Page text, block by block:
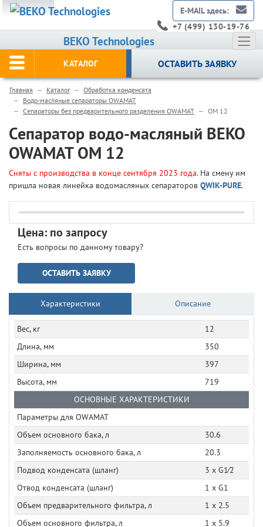
BEKO Technologies
E-MAIL здесь:
+7 (499) 130-19-76
КАТАЛОГ ОСТАВИТЬ ЗАЯВКУ
Главная Каталог
Обработка конденсата
Водо-масляные сепараторы OWAMAT
Сепараторы без предварительного разделения OWAMAT
OM 12
Сепаратор водо-масляный BEKO
OWAMAT OM 12
Cняты с производства в конце сентября 2023 года.На смену им
пришла новая линейка водомасляных сепараторов QWIK-PURE.
Цена: по запросу
Есть вопросы по данному товару?
ОСТАВИТЬ ЗАЯВКУ
Характеристики Описание
Вес, кг
12
Длина, мм
350
Ширина, мм
397
Высота, мм
719
ОСНОВНЫЕ ХАРАКТЕРИСТИКИ
Параметры для OWAMAT
Объем основного бака, л
30.6
Заполняемость основного бака, л
20.3
Подвод конденсата (шланг)
3 x G1⁄2
Отвод конденсата (шланг)
1 x G1
Объем предварительного фильтра, л
1 x 2.5
Объем основного фильтра, л
1 x 5.9